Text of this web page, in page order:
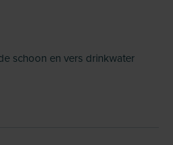
schoon en vers drinkwater